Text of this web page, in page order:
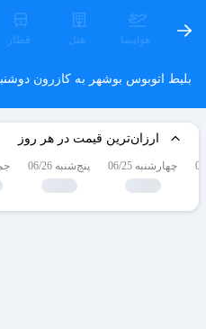
هواپیما هتل قطار
بلیط اتوبوس بوشهر به کازرون دوشنبه 19
ارزان‌ترین قیمت در هر روز
چهارشنبه 06/25 پنج‌شنبه 06/26